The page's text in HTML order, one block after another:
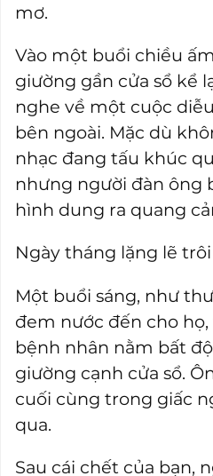
mơ.
Vào một buổi chiều
giường gần cửa sổ kể
nghe về một cuộc
bên ngoài. Mặc dù
nhạc đang tấu khúc
nhưng người đàn ông
hình dung ra quang
Ngày tháng lặng lẽ trôi
Một buổi sáng, như
đem nước đến cho
bệnh nhân nằm bất
giường cạnh cửa sổ.
cuối cùng trong giấc
qua.
Sau cái chết của bạn,